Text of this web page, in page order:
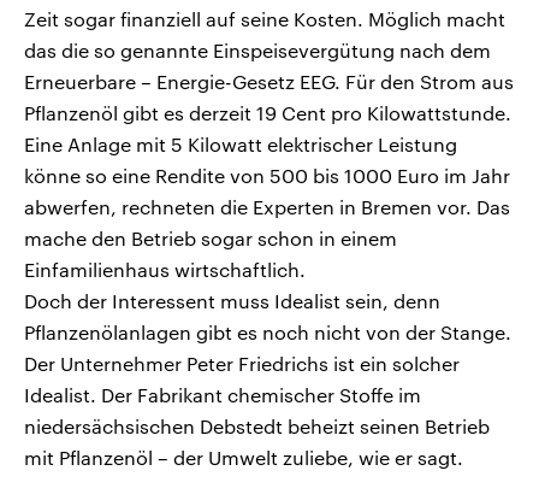
Zeit sogar finanziell auf seine Kosten. Möglich macht
das die so genannte Einspeisevergütung nach dem
Erneuerbare – Energie-Gesetz EEG. Für den Strom aus
Pflanzenöl gibt es derzeit 19 Cent pro Kilowattstunde.
Eine Anlage mit 5 Kilowatt elektrischer Leistung
könne so eine Rendite von 500 bis 1000 Euro im Jahr
abwerfen, rechneten die Experten in Bremen vor. Das
mache den Betrieb sogar schon in einem
Einfamilienhaus wirtschaftlich.
Doch der Interessent muss Idealist sein, denn
Pflanzenölanlagen gibt es noch nicht von der Stange.
Der Unternehmer Peter Friedrichs ist ein solcher
Idealist. Der Fabrikant chemischer Stoffe im
niedersächsischen Debstedt beheizt seinen Betrieb
mit Pflanzenöl – der Umwelt zuliebe, wie er sagt.